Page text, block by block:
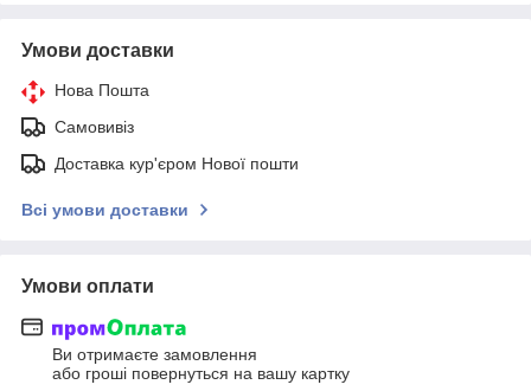
Умови доставки
Нова Пошта
Самовивіз
Доставка кур'єром Нової пошти
Всі умови доставки
Умови оплати
Ви отримаєте замовлення
або гроші повернуться на вашу картку